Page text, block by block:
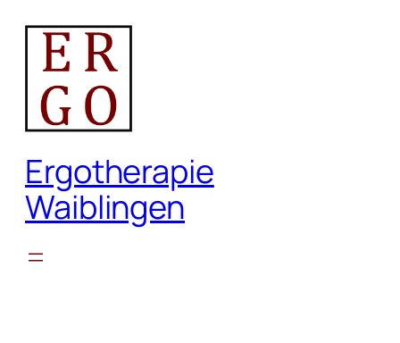
Inhalt
springen
Ergotherapie
Waiblingen